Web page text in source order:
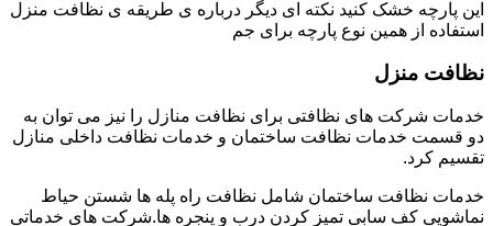
این پارچه خشک کنید نکته ای دیگر درباره ی طریقه ی نظافت منزل
استفاده از همین نوع پارچه برای جم
نظافت منزل
خدمات شرکت های نظافتی برای نظافت منازل را نیز می توان به
دو قسمت خدمات نظافت ساختمان و خدمات نظافت داخلی منازل
تقسیم کرد.
خدمات نظافت ساختمان شامل نظافت راه پله ها شستن حیاط
نماشویی کف سابی تمیز کردن درب و پنجره ها.شرکت های خدماتی